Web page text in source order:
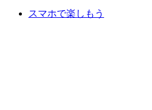
スマホで楽しもう